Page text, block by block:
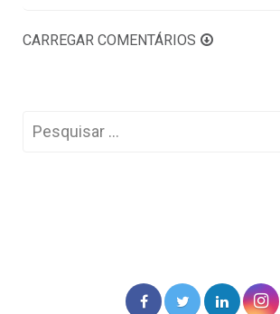
CARREGAR COMENTÁRIOS